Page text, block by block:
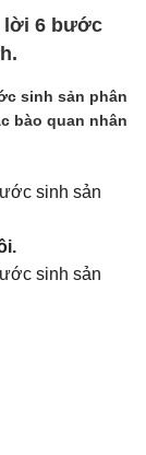
lời 6 bước
sinh sản phân
bào quan nhân
sinh sản
sinh sản